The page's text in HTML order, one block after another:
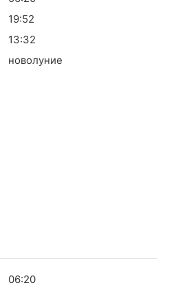
19:52
13:32
новолуние
06:20